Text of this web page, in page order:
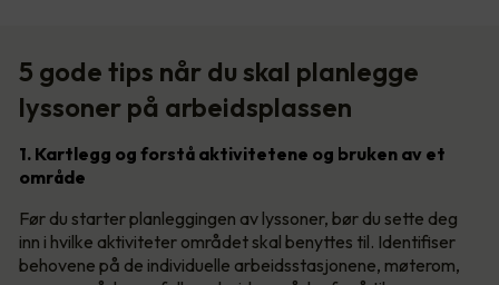
5 gode tips når du skal planlegge
lyssoner på arbeidsplassen
1. Kartlegg og forstå aktivitetene og bruken av et
område
Før du starter planleggingen av lyssoner, bør du sette deg
inn i hvilke aktiviteter området skal benyttes til. Identifiser
behovene på de individuelle arbeidsstasjonene, møterom,